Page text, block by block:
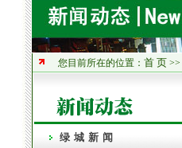
您目前所在的位置： 首 页 >>
绿城新闻